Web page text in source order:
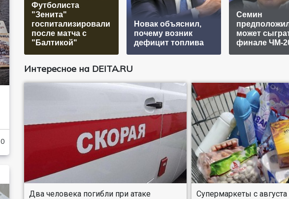
0
Футболиста
"Зенита"
госпитализировали
после матча с
"Балтикой"
Новак объяснил,
почему возник
дефицит топлива
Семин
может
финале ЧМ-
Интересное на DEITA.RU
Два человека погибли при атаке
Супермаркеты с